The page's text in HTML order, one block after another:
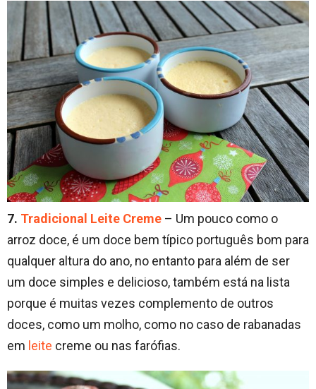
7. Tradicional Leite Creme – Um pouco como o
arroz doce, é um doce bem típico português bom para
qualquer altura do ano, no entanto para além de ser
um doce simples e delicioso, também está na lista
porque é muitas vezes complemento de outros
doces, como um molho, como no caso de rabanadas
em leite creme ou nas farófias.